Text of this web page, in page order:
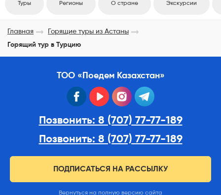
Туры Регионы О стране Экскурсии
Главная
Горящие туры из Астаны
Горящий тур в Турцию
ТОО «Поедем Казахстан»
facebook youtube instagram
Позвонить: 8 (707) 77-77-189
Позвонить: 8 (707) 77-77-189
ПОДПИСАТЬСЯ НА РАССЫЛКУ
Вернуться на полную версию сайта